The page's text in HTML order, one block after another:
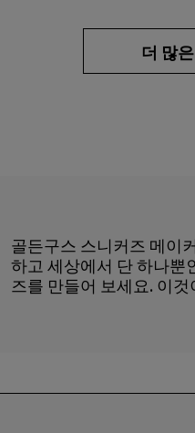
더 많
골든구스 스니커즈 메이
하고 세상에서 단 하나뿐
즈를 만들어 보세요. 이